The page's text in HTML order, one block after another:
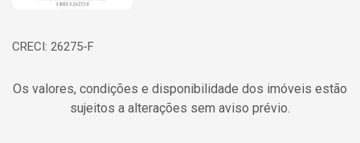
CRECI: 26275-F
Os valores, condições e disponibilidade dos imóveis estão
sujeitos a alterações sem aviso prévio.